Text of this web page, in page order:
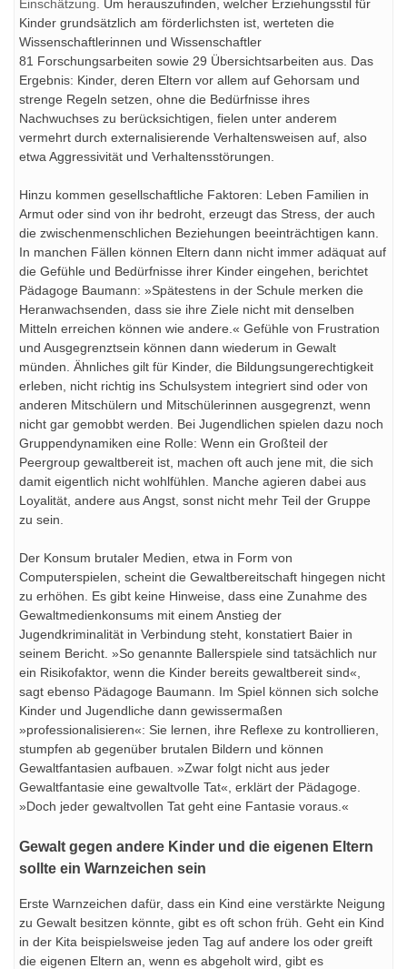
Einschätzung.
Um herauszufinden, welcher Erziehungsstil für
Kinder grundsätzlich am förderlichsten ist, werteten die
Wissenschaftlerinnen und Wissenschaftler
81 Forschungsarbeiten sowie 29 Übersichtsarbeiten aus. Das
Ergebnis: Kinder, deren Eltern vor allem auf Gehorsam und
strenge Regeln setzen, ohne die Bedürfnisse ihres
Nachwuchses zu berücksichtigen, fielen unter anderem
vermehrt durch externalisierende Verhaltensweisen auf, also
etwa Aggressivität und Verhaltensstörungen.
Hinzu kommen gesellschaftliche Faktoren: Leben Familien in
Armut oder sind von ihr bedroht, erzeugt das Stress, der auch
die zwischenmenschlichen Beziehungen beeinträchtigen kann.
In manchen Fällen können Eltern dann nicht immer adäquat auf
die Gefühle und Bedürfnisse ihrer Kinder eingehen, berichtet
Pädagoge Baumann: »Spätestens in der Schule merken die
Heranwachsenden, dass sie ihre Ziele nicht mit denselben
Mitteln erreichen können wie andere.« Gefühle von Frustration
und Ausgegrenztsein können dann wiederum in Gewalt
münden. Ähnliches gilt für Kinder, die Bildungsungerechtigkeit
erleben, nicht richtig ins Schulsystem integriert sind oder von
anderen Mitschülern und Mitschülerinnen ausgegrenzt, wenn
nicht gar gemobbt werden. Bei Jugendlichen spielen dazu noch
Gruppendynamiken eine Rolle: Wenn ein Großteil der
Peergroup gewaltbereit ist, machen oft auch jene mit, die sich
damit eigentlich nicht wohlfühlen. Manche agieren dabei aus
Loyalität, andere aus Angst, sonst nicht mehr Teil der Gruppe
zu sein.
Der Konsum brutaler Medien, etwa in Form von
Computerspielen, scheint die Gewaltbereitschaft hingegen nicht
zu erhöhen. Es gibt keine Hinweise, dass eine Zunahme des
Gewaltmedienkonsums mit einem Anstieg der
Jugendkriminalität in Verbindung steht, konstatiert Baier in
seinem Bericht. »So genannte Ballerspiele sind tatsächlich nur
ein Risikofaktor, wenn die Kinder bereits gewaltbereit sind«,
sagt ebenso Pädagoge Baumann. Im Spiel können sich solche
Kinder und Jugendliche dann gewissermaßen
»professionalisieren«: Sie lernen, ihre Reflexe zu kontrollieren,
stumpfen ab gegenüber brutalen Bildern und können
Gewaltfantasien aufbauen. »Zwar folgt nicht aus jeder
Gewaltfantasie eine gewaltvolle Tat«, erklärt der Pädagoge.
»Doch jeder gewaltvollen Tat geht eine Fantasie voraus.«
Gewalt gegen andere Kinder und die eigenen Eltern
sollte ein Warnzeichen sein
Erste Warnzeichen dafür, dass ein Kind eine verstärkte Neigung
zu Gewalt besitzen könnte, gibt es oft schon früh. Geht ein Kind
in der Kita beispielsweise jeden Tag auf andere los oder greift
die eigenen Eltern an, wenn es abgeholt wird, gibt es